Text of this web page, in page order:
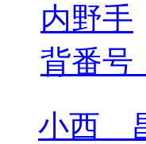
内野手
背番号
小西